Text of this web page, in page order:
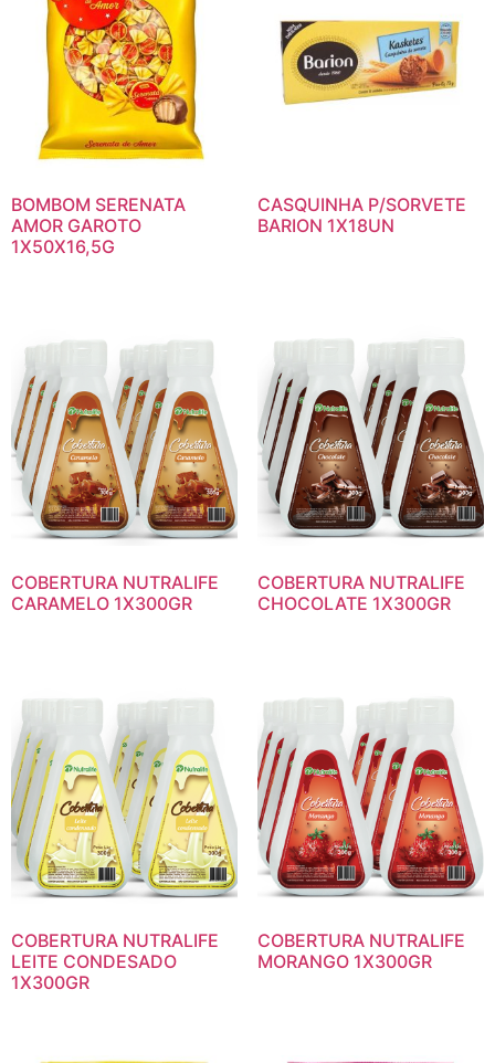
BOMBOM SERENATA
AMOR GAROTO
1X50X16,5G
CASQUINHA P/SORVETE
BARION 1X18UN
COBERTURA NUTRALIFE
CARAMELO 1X300GR
COBERTURA NUTRALIFE
CHOCOLATE 1X300GR
COBERTURA NUTRALIFE
LEITE CONDESADO
1X300GR
COBERTURA NUTRALIFE
MORANGO 1X300GR